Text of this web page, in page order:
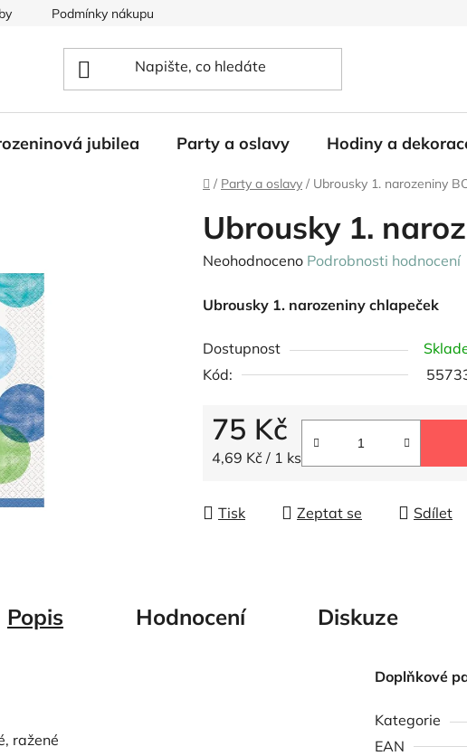
Podmínky nákupu
jubilea Party a oslavy Hodiny a
Domů
/ Party a oslavy / Ubrousky 1. narozeniny
Ubrousky 1.
Průměrné
produktu
0,0
z
hvězdiček.
Neohodnoceno Podrobnosti hodnocení
Ubrousky 1. narozeniny chlapeček
Dostupnost
Kód:
75 Kč
Měrná cena:
4,69 Kč / 1 ks
Tisk Zeptat se Sdílet
Popis Hodnocení Diskuze
ražené
Doplňkové
Kategorie
EAN